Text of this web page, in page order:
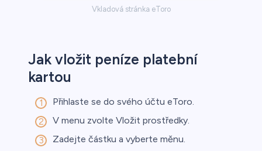
Vkladová stránka eToro
Jak vložit peníze platební
kartou
Přihlaste se do svého účtu eToro.
V menu zvolte Vložit prostředky.
Zadejte částku a vyberte měnu.